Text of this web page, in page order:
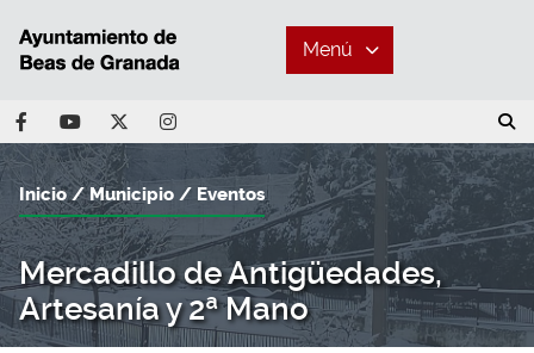
Menú
Mercadillo de Antigüedades,
Artesanía y 2ª Mano
Inicio Municipio Eventos